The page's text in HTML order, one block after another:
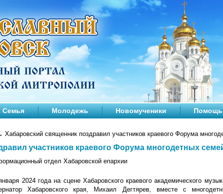
Семья Молодежь Новомученики Помощь
Хабаровский священник поздравил участников краевого Форума
участников краевого Форума многодетных
отдел Хабаровской епархии
2024 года на сцене Хабаровского краевого академического
Хабаровского края, Михаил Дегтярев, вместе с